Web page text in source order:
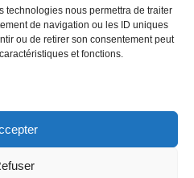
technologies nous permettra de traiter
de navigation ou les ID uniques
ou de retirer son consentement peut
et fonctions.
plus loin :
en ligne
contacter